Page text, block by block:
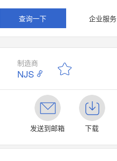
查询一下 企业服务
制造商
NJS
发送到邮箱
下载